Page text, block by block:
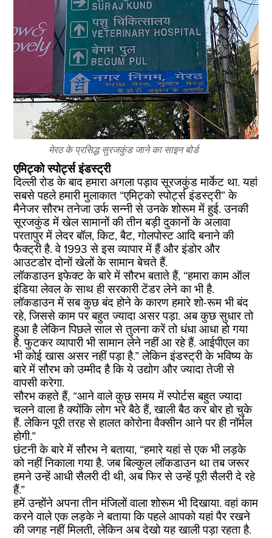
मेरठ के प्रसिद्ध सुरजकुंड जाने का साइन बोर्ड
एमिट्को स्पोर्ट्स इंडस्ट्री
दिल्ली रोड के बाद हमारा अगला पड़ाव सूरजकुंड मार्केट था. यहां
सबसे पहले हमारी मुलाकात “एमिट्को स्पोर्ट्स इंडस्ट्री” के
मैनेजर सौरभ तनेजा उर्फ सन्नी से उनके शोरूम में हुई. उनकी
सूरजकुंड में खेल सामानों की तीन बड़ी दुकानों के अलावा
परतापुर में लेदर बॉल, किट, बैट, गोलपोस्ट आदि बनाने की
फैक्ट्री है. वे 1993 से इस व्यापार में हैं और इंडोर और
आउटडोर दोनों खेलों के सामान बेचते हैं.
लॉकडाउन इफेक्ट के बारे में सौरभ बताते हैं, “हमारा काम ऑल
इंडिया लेवल के साथ ही सरकारी टेंडर लेने का भी है.
लॉकडाउन में सब कुछ बंद होने के कारण हमारे शो-रूम भी बंद
रहे, जिससे काम पर बहुत ज्यादा असर पड़ा. अब कुछ सुधार तो
हुआ है लेकिन पिछले साल से तुलना करें तो धंधा आधा हो गया
है. फुटकर व्यापारी भी सामान लेने नहीं आ रहे हैं. आईपीएल का
भी कोई खास असर नहीं पड़ा है.” लेकिन इंडस्ट्री के भविष्य के
बारे में सौरभ को उम्मीद है कि ये उद्योग और ज्यादा तेजी से
वापसी करेगा.
सौरभ कहते हैं, “आने वाले कुछ समय में स्पोर्टस बहुत ज्यादा
चलने वाला है क्योंकि लोग भरे बैठे हैं, खाली बैठ कर बोर हो चुके
हैं. लेकिन पूरी तरह से हालत कोरोना वैक्सीन आने पर ही नॉर्मल
होगी.”
छंटनी के बारे में सौरभ ने बताया, “हमारे यहां से एक भी लड़के
को नहीं निकाला गया है. जब बिल्कुल लॉकडाउन था तब जरूर
हमने उन्हें आधी सैलरी दी थी, अब फिर से उन्हें पूरी सैलरी दे रहे
हैं.”
हमें उन्होंने अपना तीन मंजिलों वाला शोरूम भी दिखाया. वहां काम
करने वाले एक लड़के ने बताया कि पहले आपको यहां पैर रखने
की जगह नहीं मिलती, लेकिन अब देखो यह खाली पड़ा रहता है.